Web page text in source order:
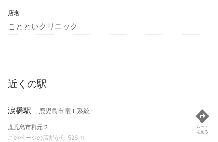
店名
ことといクリニック
近くの駅
涙橋駅 鹿児島市電１系統
鹿児島市郡元２
このページの店舗から 526 m
ルート
を見る